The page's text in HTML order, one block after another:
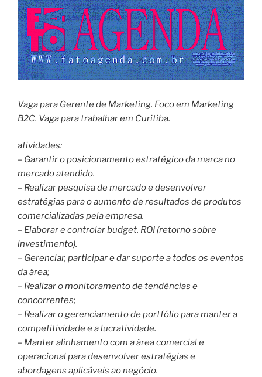
Vaga para Gerente de Marketing. Foco em Marketing
B2C. Vaga para trabalhar em Curitiba.
atividades:
– Garantir o posicionamento estratégico da marca no
mercado atendido.
– Realizar pesquisa de mercado e desenvolver
estratégias para o aumento de resultados de produtos
comercializadas pela empresa.
– Elaborar e controlar budget. ROI (retorno sobre
investimento).
– Gerenciar, participar e dar suporte a todos os eventos
da área;
– Realizar o monitoramento de tendências e
concorrentes;
– Realizar o gerenciamento de portfólio para manter a
competitividade e a lucratividade.
– Manter alinhamento com a área comercial e
operacional para desenvolver estratégias e
abordagens aplicáveis ao negócio.